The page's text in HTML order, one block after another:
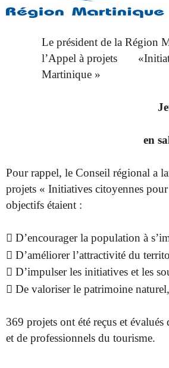
Le président de la Région
l’Appel à projets
Martinique »
en
Pour rappel, le Conseil régional a
projets « Initiatives citoyennes
objectifs étaient :
 D’encourager la population à
 D’améliorer l’attractivité du
 D’impulser les initiatives et les
 De valoriser le patrimoine
369 projets ont été reçus et
et de professionnels du tourisme.